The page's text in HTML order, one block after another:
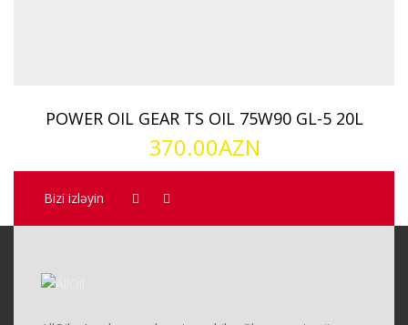
POWER OIL GEAR TS OIL 75W90 GL-5 20L
370.00AZN
Bizi izləyin